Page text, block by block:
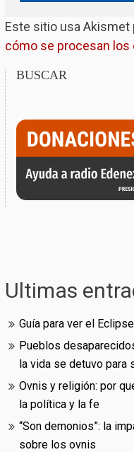
Este sitio usa Akismet
cómo se procesan
BUSCAR
Ultimas
Guía para ver el
Pueblos
la vida se detuvo para
Ovnis y religión: por
la política y la fe
“Son demonios”: la
sobre los ovnis